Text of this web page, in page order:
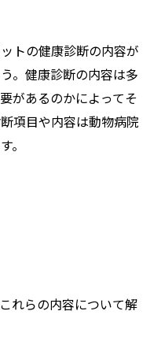
トの健康診断の内容が
。健康診断の内容は多
があるのかによってそ
項目や内容は動物病院
。
れらの内容について解